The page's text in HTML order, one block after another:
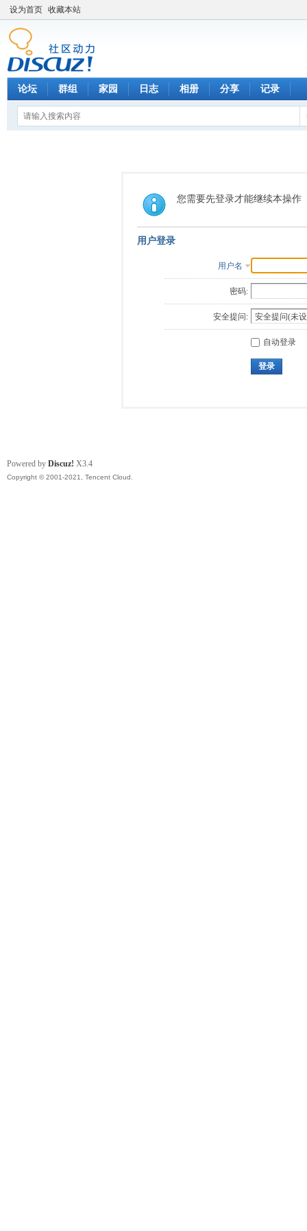
设为首页 收藏本站
论坛 群组 家园 日志 相册 分享 记录
您需要先登录才能继续本操作
用户登录
用户名
密码:
安全提问:
自动登录
登录
Powered by Discuz! X3.4
Copyright © 2001-2021, Tencent Cloud.